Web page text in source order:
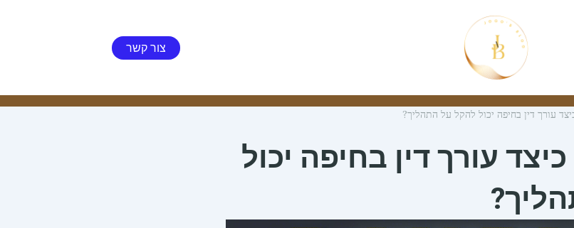
צור קשר
עורך דין בחיפה יכול להקל על התהליך?
עורך דין בחיפה יכול